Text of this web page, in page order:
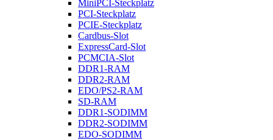
MiniPCI-Steckplatz
PCI-Steckplatz
PCIE-Steckplatz
Cardbus-Slot
ExpressCard-Slot
PCMCIA-Slot
DDR1-RAM
DDR2-RAM
EDO/PS2-RAM
SD-RAM
DDR1-SODIMM
DDR2-SODIMM
EDO-SODIMM